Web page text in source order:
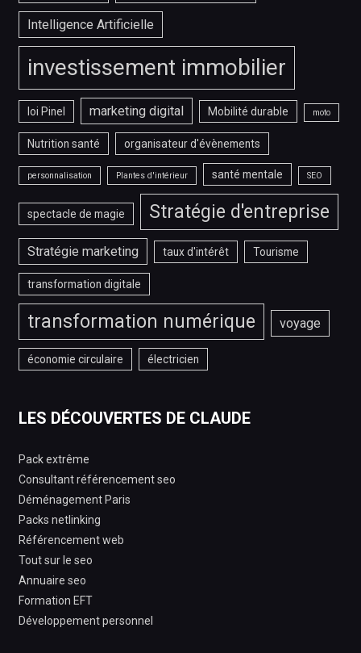
Intelligence Artificielle
investissement immobilier
loi Pinel marketing digital Mobilité durable moto
Nutrition santé organisateur d'évènements
personnalisation Plantes d'intérieur santé mentale SEO
spectacle de magie Stratégie d'entreprise
Stratégie marketing taux d'intérêt Tourisme
transformation digitale
transformation numérique voyage
économie circulaire électricien
LES DÉCOUVERTES DE CLAUDE
Pack extrême
Consultant référencement seo
Déménagement Paris
Packs netlinking
Référencement web
Tout sur le seo
Annuaire seo
Formation EFT
Développement personnel